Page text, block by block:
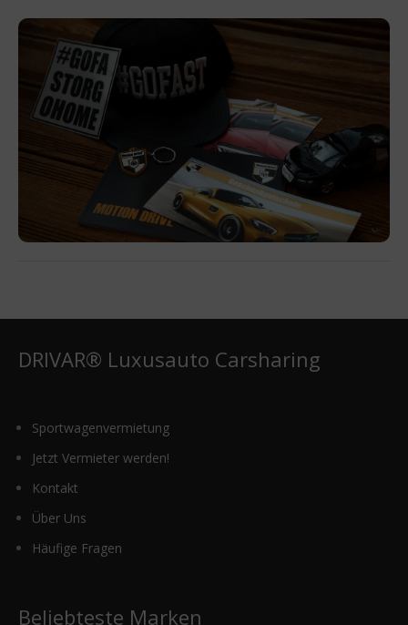
DRIVAR® Luxusauto Carsharing
Sportwagenvermietung
Jetzt Vermieter werden!
Kontakt
Über Uns
Häufige Fragen
Beliebteste Marken